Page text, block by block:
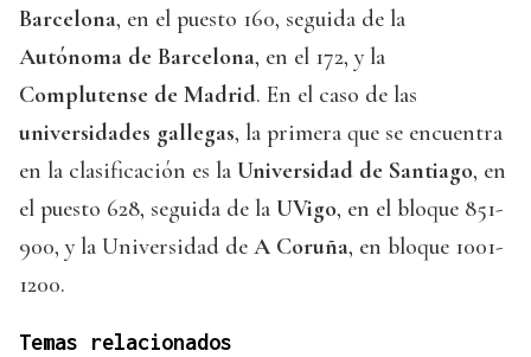
Barcelona, en el puesto 160, seguida de la
Autónoma de Barcelona, en el 172, y la
Complutense de Madrid. En el caso de las
universidades gallegas, la primera que se encuentra
en la clasificación es la Universidad de Santiago, en
el puesto 628, seguida de la UVigo, en el bloque 851-
900, y la Universidad de A Coruña, en bloque 1001-
1200.
Temas relacionados